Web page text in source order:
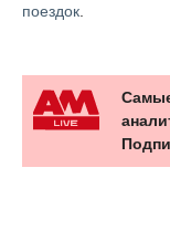
поездок